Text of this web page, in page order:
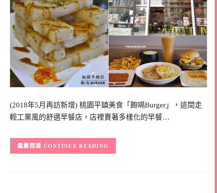
(2018年5月再訪新增) 桃園平鎮美食「飽嗝Burger」，這間走
輕工業風的舒適早餐店，店裡賣著多樣化的早餐…
CONTINUE READING